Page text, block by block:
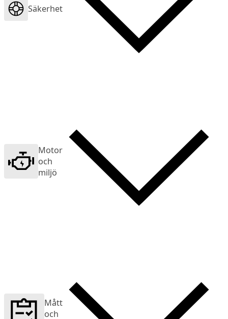
Säkerhet
Motor
och
miljö
Mått
och